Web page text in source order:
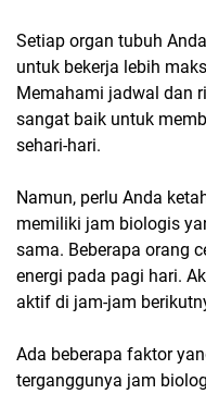
Setiap organ tubuh
untuk bekerja lebih
Memahami jadwal dan
sangat baik untuk
sehari-hari.
Namun, perlu Anda
memiliki jam biologis
sama. Beberapa orang
energi pada pagi hari.
aktif di jam-jam
Ada beberapa faktor
terganggunya jam